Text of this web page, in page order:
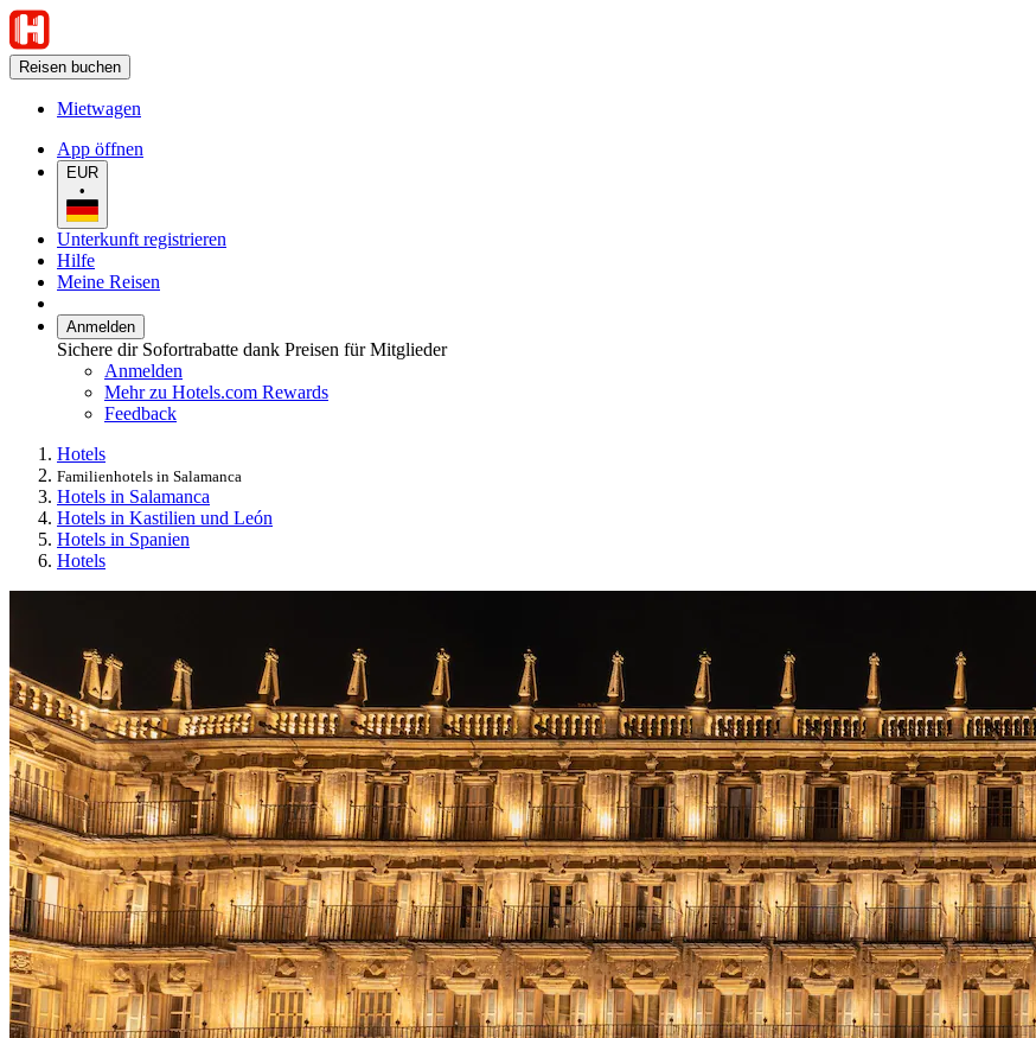
Reisen buchen
Mietwagen
App öffnen
EUR
•
Unterkunft registrieren
Hilfe
Meine Reisen
Anmelden
Sichere dir Sofortrabatte dank Preisen für Mitglieder
Anmelden
Mehr zu Hotels.com Rewards
Feedback
Hotels
Familienhotels in Salamanca
Hotels in Salamanca
Hotels in Kastilien und León
Hotels in Spanien
Hotels